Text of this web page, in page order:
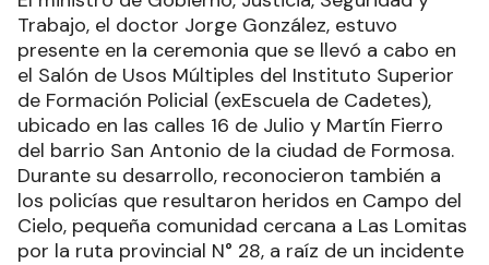
Trabajo, el doctor Jorge González, estuvo
presente en la ceremonia que se llevó a cabo en
el Salón de Usos Múltiples del Instituto Superior
de Formación Policial (exEscuela de Cadetes),
ubicado en las calles 16 de Julio y Martín Fierro
del barrio San Antonio de la ciudad de Formosa.
Durante su desarrollo, reconocieron también a
los policías que resultaron heridos en Campo del
Cielo, pequeña comunidad cercana a Las Lomitas
por la ruta provincial N° 28, a raíz de un incidente